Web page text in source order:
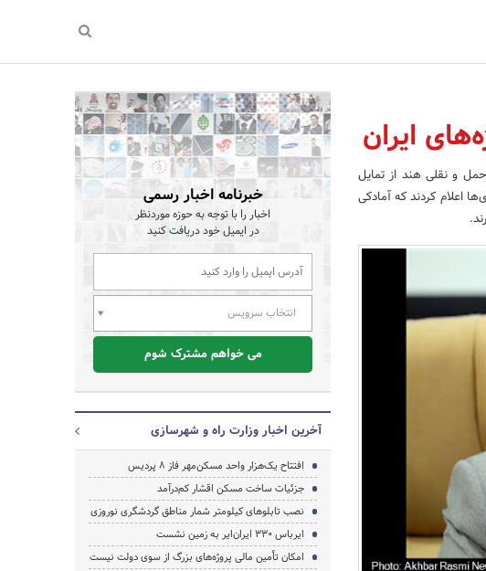
ایران
و نقلی هند از تمایل
اعلام کردند که آمادکی
خبرنامه اخبار رسمی
اخبار را با توجه به حوزه موردنظر
در ایمیل خود دریافت کنید
انتخاب سرویس
می خواهم مشترک شوم
آخرین اخبار وزارت راه و شهرسازی
افتتاح یک‌هزار واحد مسکن‌مهر فاز ۸ پردیس
جزئیات ساخت مسکن اقشار کم‌درآمد
نصب تابلوهای کیلومتر شمار مناطق گردشگری نوروزی
ایرباس ۳۳۰ ایران‌ایر به زمین نشست
امکان تأمین مالی پروژه‌های بزرگ از سوی دولت نیست